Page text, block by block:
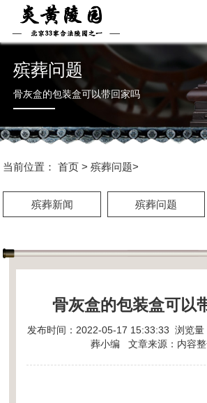
殡葬问题
骨灰盒的包装盒可以带回家吗
当前位置：首页 >殡葬问题>
殡葬新闻 殡葬问题
骨灰盒的包装盒可以
发布时间：2022-05-17 15:33:33 浏览量
葬小编 文章来源：内容